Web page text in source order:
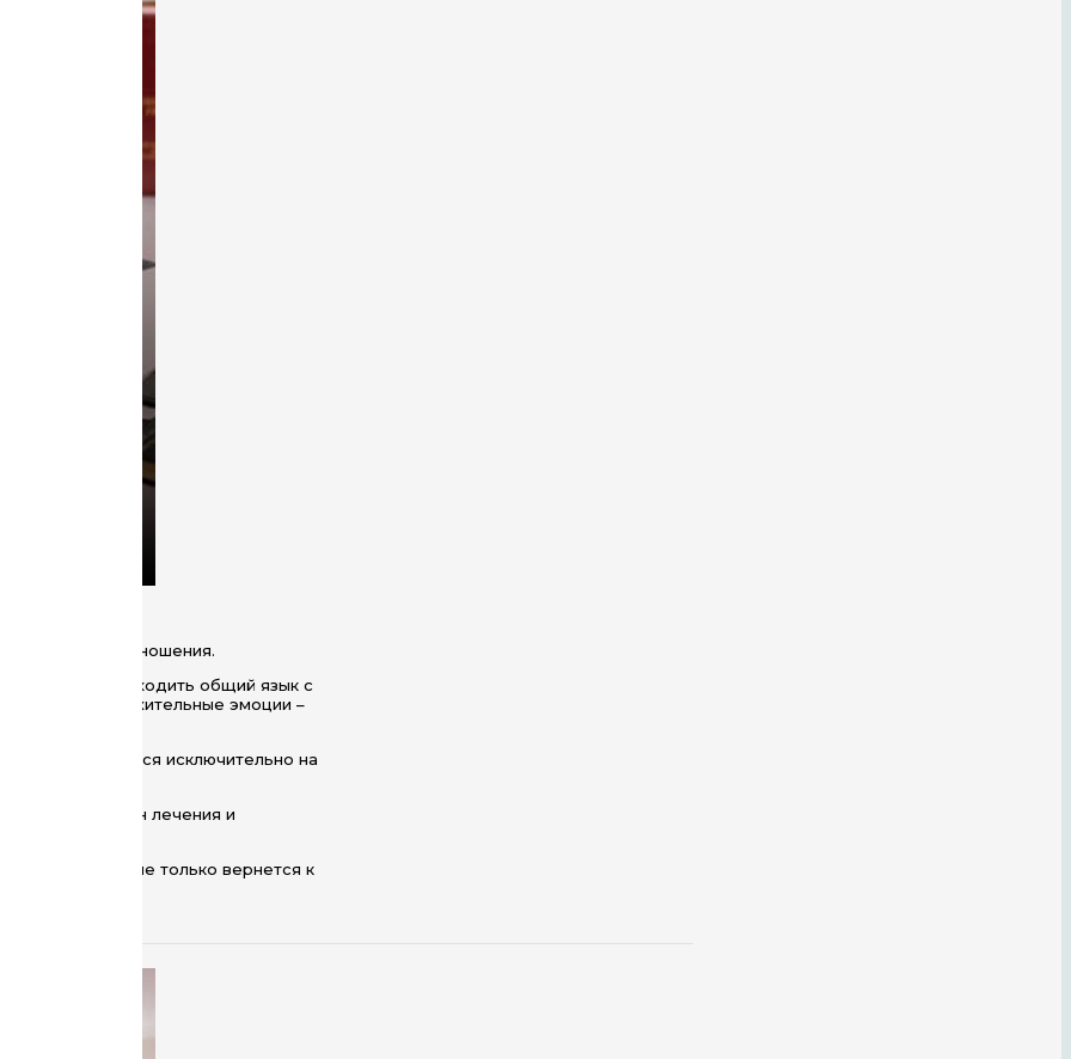
отношения.
Умение находить общий язык с
вызывать положительные эмоции –
исключительно на
пациента.
диагноз и план лечения и
клиники. Он не только вернется к